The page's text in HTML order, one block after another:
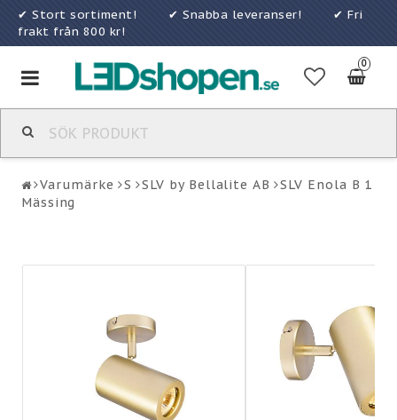
✔ Stort sortiment! ✔ Snabba leveranser! ✔ Fri
frakt från 800 kr!
0
Toggle
navigation
Varumärke S SLV by Bellalite AB
SLV Enola B 1
Mässing